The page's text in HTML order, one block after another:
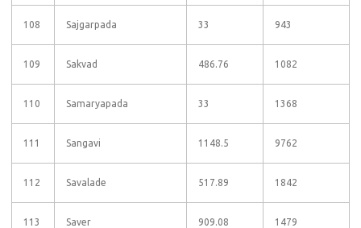
108 Sajgarpada 33 943
109 Sakvad 486.76 1082
110 Samaryapada 33 1368
111 Sangavi 1148.5 9762
112 Savalade 517.89 1842
113 Saver 909.08 1479